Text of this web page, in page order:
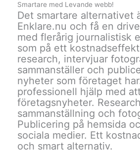
Smartare med Levande webb!
Det smartare alternativet
Enklare.nu och få en
med flerårig journalistisk
som på ett
research, intervjuar
sammanställer och
nyheter som företaget
professionell hjälp med
företagsnyheter.
sammanställning och
Publicering på hemsida
sociala medier. Ett
och smart alternativ.